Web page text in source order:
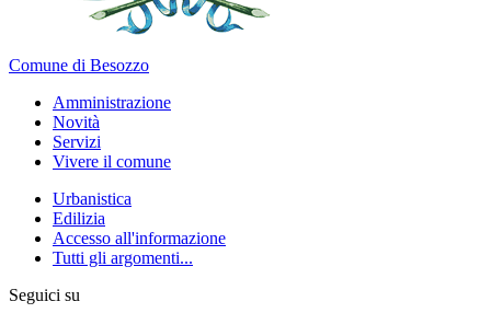
Comune di Besozzo
Amministrazione
Novità
Servizi
Vivere il comune
Urbanistica
Edilizia
Accesso all'informazione
Tutti gli argomenti...
Seguici su